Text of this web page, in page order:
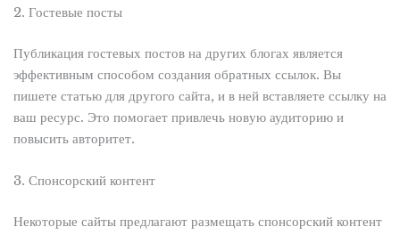
2. Гостевые посты
Публикация гостевых постов на других блогах является
эффективным способом создания обратных ссылок. Вы
пишете статью для другого сайта, и в ней вставляете ссылку на
ваш ресурс. Это помогает привлечь новую аудиторию и
повысить авторитет.
3. Спонсорский контент
Некоторые сайты предлагают размещать спонсорский контент